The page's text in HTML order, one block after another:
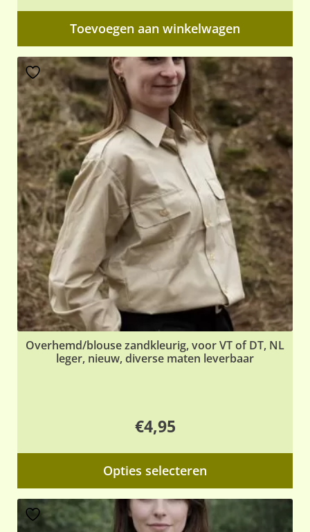
Toevoegen aan winkelwagen
Overhemd/blouse zandkleurig, voor VT of DT, NL
leger, nieuw, diverse maten leverbaar
€4,95
Opties selecteren